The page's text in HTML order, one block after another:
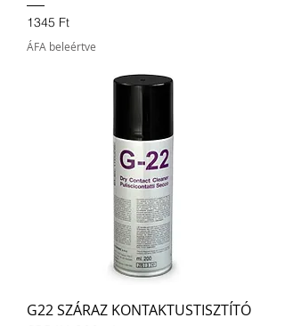
Ár
1345 Ft
ÁFA beleértve
G22 SZÁRAZ KONTAKTUSTISZTÍTÓ